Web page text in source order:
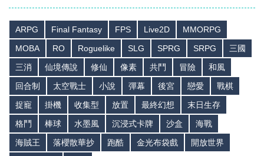
ARPG Final Fantasy FPS Live2D
MMORPG
MOBA
RO Roguelike SLG SPRG SRPG
三國
三消
仙境傳說 修仙 像素 共鬥 冒險
和風
回合制
太空戰士 小說 彈幕 後宮 戀愛
戰棋
捉寵
掛機 收集型 放置 最終幻想
末日生存
格鬥
棒球 水墨風 沉浸式卡牌 沙盒
海戰
海賊王
落櫻散華抄 跑酷 金光布袋戲
開放世界